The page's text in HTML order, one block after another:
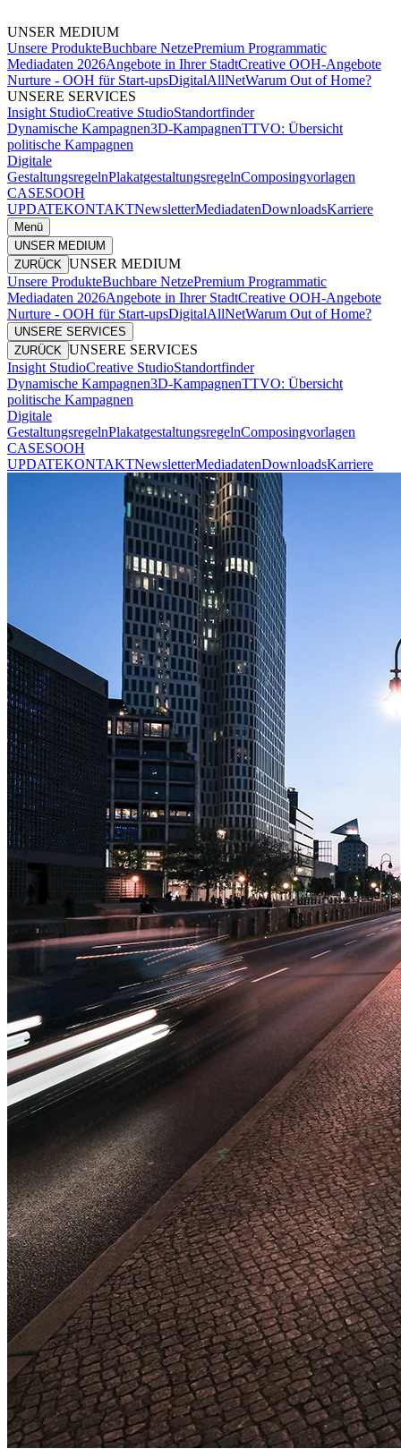
UNSER MEDIUM
Unsere ProdukteBuchbare NetzePremium Programmatic
Mediadaten 2026Angebote in Ihrer StadtCreative OOH-Angebote
Nurture - OOH für Start-upsDigitalAllNetWarum Out of Home?
UNSERE SERVICES
Insight StudioCreative StudioStandortfinder
Dynamische Kampagnen3D-KampagnenTTVO: Übersicht
politische Kampagnen
Digitale
GestaltungsregelnPlakatgestaltungsregelnComposingvorlagen
CASESOOH
UPDATEKONTAKTNewsletterMediadatenDownloadsKarriere
Menü
UNSER MEDIUM
ZURÜCK UNSER MEDIUM
Unsere ProdukteBuchbare NetzePremium Programmatic
Mediadaten 2026Angebote in Ihrer StadtCreative OOH-Angebote
Nurture - OOH für Start-upsDigitalAllNetWarum Out of Home?
UNSERE SERVICES
ZURÜCK UNSERE SERVICES
Insight StudioCreative StudioStandortfinder
Dynamische Kampagnen3D-KampagnenTTVO: Übersicht
politische Kampagnen
Digitale
GestaltungsregelnPlakatgestaltungsregelnComposingvorlagen
CASESOOH
UPDATEKONTAKTNewsletterMediadatenDownloadsKarriere